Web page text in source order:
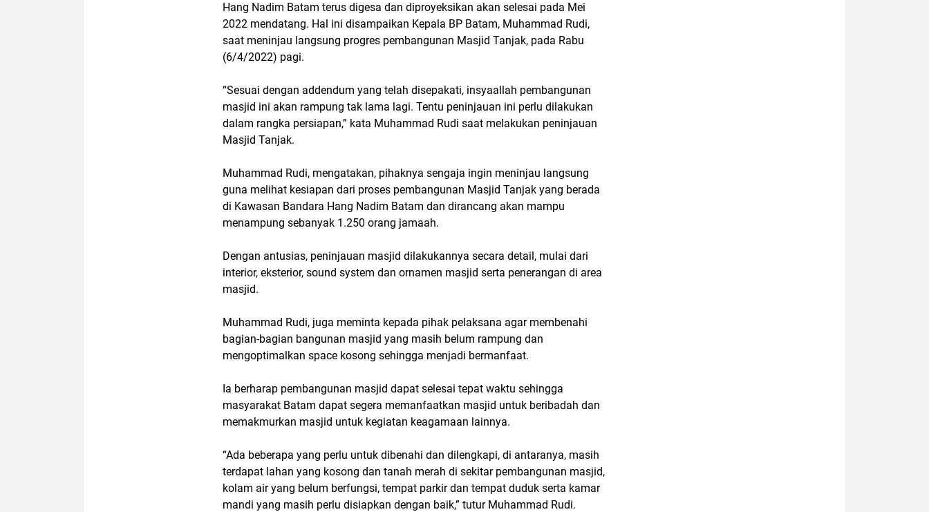
Hang Nadim Batam terus digesa dan diproyeksikan akan selesai pada Mei
2022 mendatang. Hal ini disampaikan Kepala BP Batam, Muhammad Rudi,
saat meninjau langsung progres pembangunan Masjid Tanjak, pada Rabu
(6/4/2022) pagi.
“Sesuai dengan addendum yang telah disepakati, insyaallah pembangunan
masjid ini akan rampung tak lama lagi. Tentu peninjauan ini perlu dilakukan
dalam rangka persiapan,” kata Muhammad Rudi saat melakukan peninjauan
Masjid Tanjak.
Muhammad Rudi, mengatakan, pihaknya sengaja ingin meninjau langsung
guna melihat kesiapan dari proses pembangunan Masjid Tanjak yang berada
di Kawasan Bandara Hang Nadim Batam dan dirancang akan mampu
menampung sebanyak 1.250 orang jamaah.
Dengan antusias, peninjauan masjid dilakukannya secara detail, mulai dari
interior, eksterior, sound system dan ornamen masjid serta penerangan di area
masjid.
Muhammad Rudi, juga meminta kepada pihak pelaksana agar membenahi
bagian-bagian bangunan masjid yang masih belum rampung dan
mengoptimalkan space kosong sehingga menjadi bermanfaat.
Ia berharap pembangunan masjid dapat selesai tepat waktu sehingga
masyarakat Batam dapat segera memanfaatkan masjid untuk beribadah dan
memakmurkan masjid untuk kegiatan keagamaan lainnya.
“Ada beberapa yang perlu untuk dibenahi dan dilengkapi, di antaranya, masih
terdapat lahan yang kosong dan tanah merah di sekitar pembangunan masjid,
kolam air yang belum berfungsi, tempat parkir dan tempat duduk serta kamar
mandi yang masih perlu disiapkan dengan baik,” tutur Muhammad Rudi.